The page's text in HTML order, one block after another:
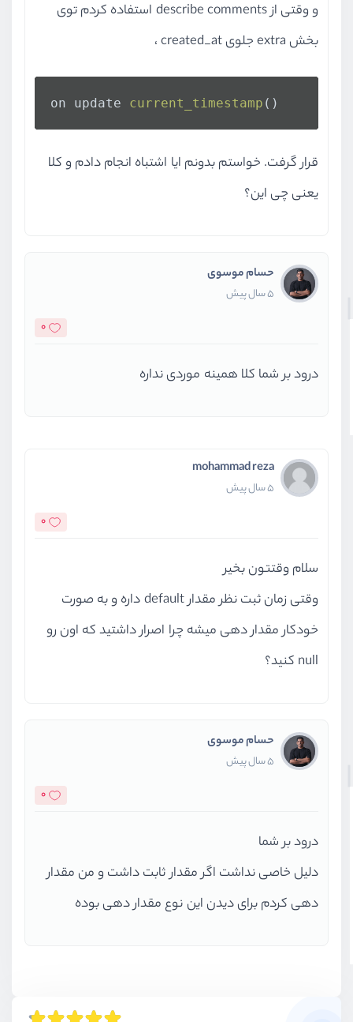
و وقتی از describe comments استفاده کردم توی
بخش extra جلوی created_at ،
on update current_timestamp ()
قرار گرفت. خواستم بدونم ایا اشتباه انجام دادم و کلا
یعنی چی این؟
حسام موسوی
5 سال پیش
0
درود بر شما کلا همینه موردی نداره
mohammad reza
5 سال پیش
0
سلام وقتتون بخیر
وقتی زمان ثبت نظر مقدار default داره و به صورت
خودکار مقدار دهی میشه چرا اصرار داشتید که اون رو
null کنید؟
حسام موسوی
5 سال پیش
0
درود بر شما
دلیل خاصی نداشت اگر مقدار ثابت داشت و من مقدار
دهی کردم برای دیدن این نوع مقدار دهی بوده